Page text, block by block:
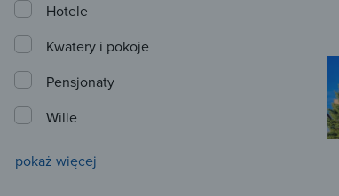
Hotele
Kwatery i pokoje
Pensjonaty
Wille
pokaż więcej